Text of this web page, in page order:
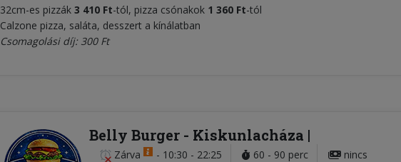
32cm-es pizzák 3 410 Ft-tól, pizza csónakok 1 360 Ft-tól
Calzone pizza, saláta, desszert a kínálatban
Csomagolási díj: 300 Ft
Belly Burger - Kiskunlacháza
Zárva - 10:30 - 22:25 60 - 90 perc nincs